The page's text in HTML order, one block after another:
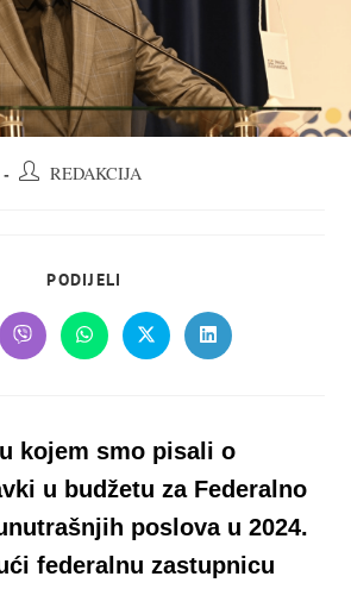
AutorREDAKCIJA
PODIJELI
CONTENT
Opens
in
Opens
in
Opens
in
Opens
in
kojem smo pisali o
u budžetu za Federalno
poslova u 2024.
federalnu zastupnicu